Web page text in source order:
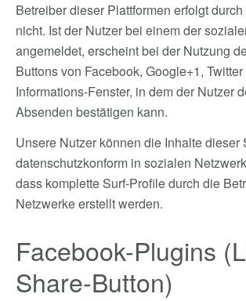
Betreiber dieser Plattformen erfolgt
nicht. Ist der Nutzer bei einem der
angemeldet, erscheint bei der Nutzung
Buttons von Facebook, Google+1,
Informations-Fenster, in dem der Nutzer
Absenden bestätigen kann.
Unsere Nutzer können die Inhalte dieser
datenschutzkonform in sozialen
dass komplette Surf-Profile durch die
Netzwerke erstellt werden.
Facebook-Plugins
Share-Button)